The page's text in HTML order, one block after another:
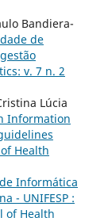
Bandiera-
de
v. 7 n. 2
Lúcia
Information
Health
Informática
- UNIFESP :
of Health